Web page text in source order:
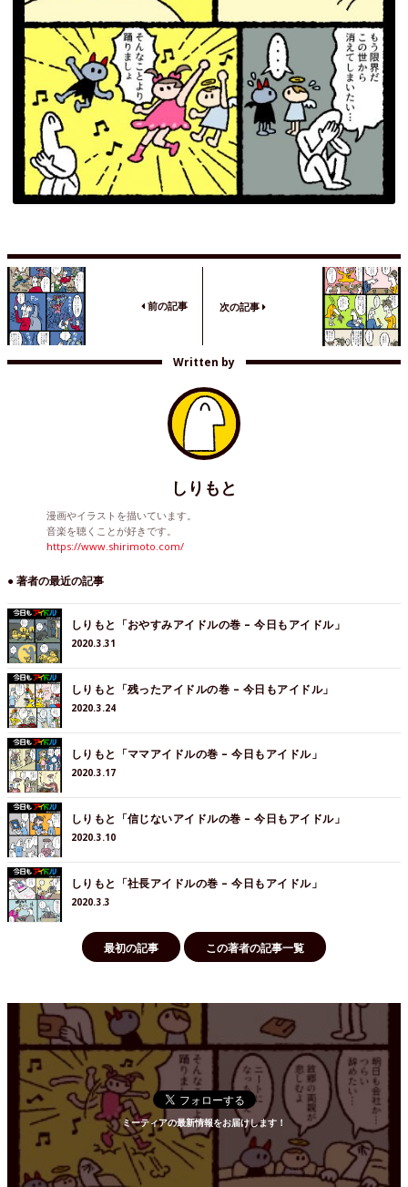
前の記事 次の記事
Written by
しりもと
漫画やイラストを描いています。
音楽を聴くことが好きです。
https://www.shirimoto.com/
● 著者の最近の記事
しりもと「おやすみアイドルの巻 – 今日もアイドル」
2020.3.31
しりもと「残ったアイドルの巻 – 今日もアイドル」
2020.3.24
しりもと「ママアイドルの巻 – 今日もアイドル」
2020.3.17
しりもと「信じないアイドルの巻 – 今日もアイドル」
2020.3.10
しりもと「社長アイドルの巻 – 今日もアイドル」
2020.3.3
最初の記事 この著者の記事一覧
ミーティアの最新情報をお届けします！